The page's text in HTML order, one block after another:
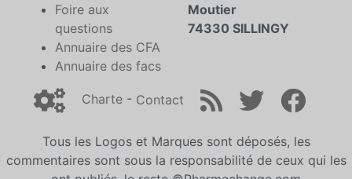
Foire aux
questions
Annuaire des CFA
Annuaire des facs
Moutier
74330 SILLINGY
Charte - Contact
Tous les Logos et Marques sont déposés, les
commentaires sont sous la responsabilité de ceux qui les